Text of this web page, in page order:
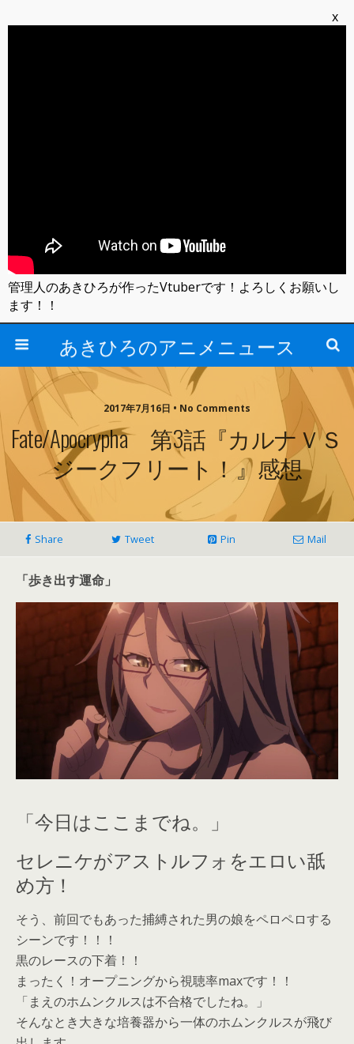
あきひろのアニメニュース
2017年7月16日 • No Comments
Fate/Apocrypha 第3話『カルナＶＳ
ジークフリート！』感想
Share Tweet Pin Mail
「歩き出す運命」
「今日はここまでね。」
セレニケがアストルフォをエロい舐
め方！
そう、前回でもあった捕縛された男の娘をペロペロする
シーンです！！！
黒のレースの下着！！
まったく！オープニングから視聴率maxです！！
「まえのホムンクルスは不合格でしたね。」
そんなとき大きな培養器から一体のホムンクルスが飛び
x
管理人のあきひろが作ったVtuberです！よろしくお願いし
ます！！